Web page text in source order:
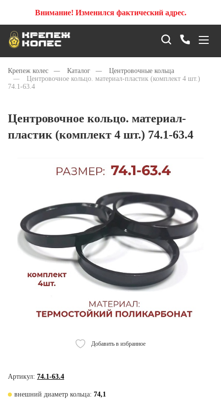
Внимание! Изменился фактический адрес.
Крепеж колес — Каталог —
Центровочные кольца
—
Центровочное кольцо. материал-пластик (комплект 4 шт.)
74.1-63.4
Центровочное кольцо. материал-
пластик (комплект 4 шт.) 74.1-63.4
Добавить в избранное
Артикул: 74.1-63.4
внешний диаметр кольца: 74,1